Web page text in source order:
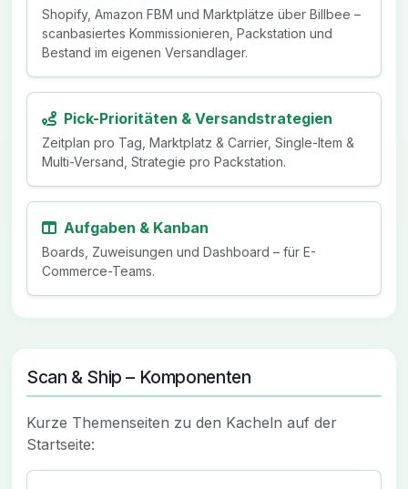
Shopify, Amazon FBM und Marktplätze über Billbee –
scanbasiertes Kommissionieren, Packstation und
Bestand im eigenen Versandlager.
Pick-Prioritäten & Versandstrategien
Zeitplan pro Tag, Marktplatz & Carrier, Single-Item &
Multi-Versand, Strategie pro Packstation.
Aufgaben & Kanban
Boards, Zuweisungen und Dashboard – für E-
Commerce-Teams.
Scan & Ship – Komponenten
Kurze Themenseiten zu den Kacheln auf der
Startseite: